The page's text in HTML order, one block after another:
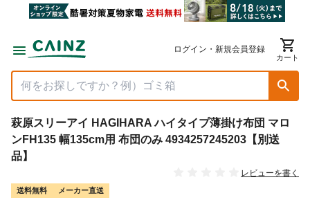
ログイン・新規会員登録
カート
萩原スリーアイ HAGIHARA ハイタイプ薄掛け布団 マロ
ンFH135 幅135cm用 布団のみ 4934257245203【別送
品】
レビューを書く
送料無料 メーカー直送